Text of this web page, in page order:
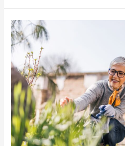
Rückenschonendes
Arbeiten
im
Garten
–
was
sind
die
besten
Tipps
für
Hobbygärtner?